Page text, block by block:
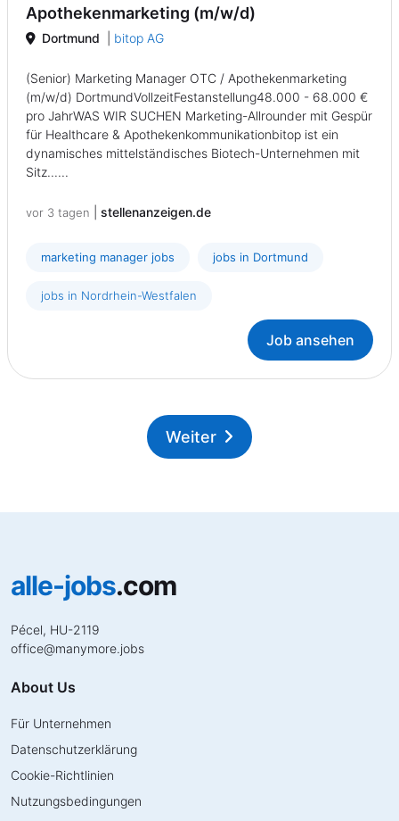
Apothekenmarketing (m/w/d)
Dortmund bitop AG
(Senior) Marketing Manager OTC / Apothekenmarketing
(m/w/d) DortmundVollzeitFestanstellung48.000 - 68.000 €
pro JahrWAS WIR SUCHEN Marketing-Allrounder mit Gespür
für Healthcare & Apothekenkommunikationbitop ist ein
dynamisches mittelständisches Biotech-Unternehmen mit
Sitz......
vor 3 tagen stellenanzeigen.de
marketing manager jobs jobs in Dortmund
jobs in Nordrhein-Westfalen
Job ansehen
Weiter
alle-jobs.com
Pécel, HU-2119
office@manymore.jobs
About Us
Für Unternehmen
Datenschutzerklärung
Cookie-Richtlinien
Nutzungsbedingungen